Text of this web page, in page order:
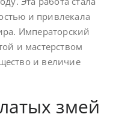
и привлекала
Императорский
и мастерством
и величие
змей